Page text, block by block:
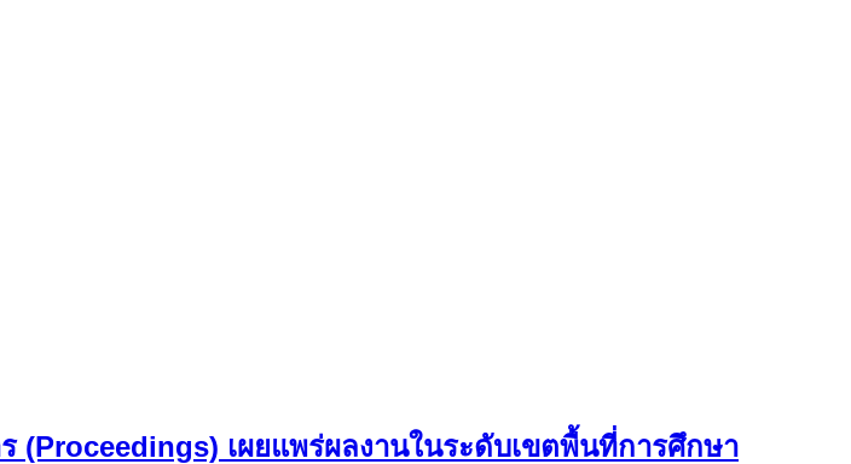
(Proceedings) เผยแพร่ผลงานในระดับเขตพื้นที่การศึกษา